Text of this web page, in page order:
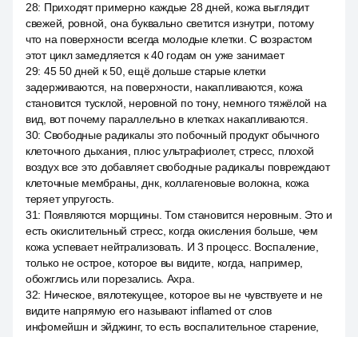
28: Приходят примерно каждые 28 дней, кожа выглядит
свежей, ровной, она буквально светится изнутри, потому
что на поверхности всегда молодые клетки. С возрастом
этот цикл замедляется к 40 годам он уже занимает
29: 45 50 дней к 50, ещё дольше старые клетки
задерживаются, на поверхности, накапливаются, кожа
становится тусклой, неровной по тону, немного тяжёлой на
вид, вот почему параллельно в клетках накапливаются.
30: Свободные радикалы это побочный продукт обычного
клеточного дыхания, плюс ультрафиолет, стресс, плохой
воздух все это добавляет свободные радикалы повреждают
клеточные мембраны, днк, коллагеновые волокна, кожа
теряет упругость.
31: Появляются морщины. Том становится неровным. Это и
есть окислительный стресс, когда окисления больше, чем
кожа успевает нейтрализовать. И 3 процесс. Воспаление,
только не острое, которое вы видите, когда, например,
обожглись или порезались. Ахра.
32: Ническое, вялотекущее, которое вы не чувствуете и не
видите напрямую его называют inflamed от слов
инфомейшн и эйджинг, то есть воспалительное старение,